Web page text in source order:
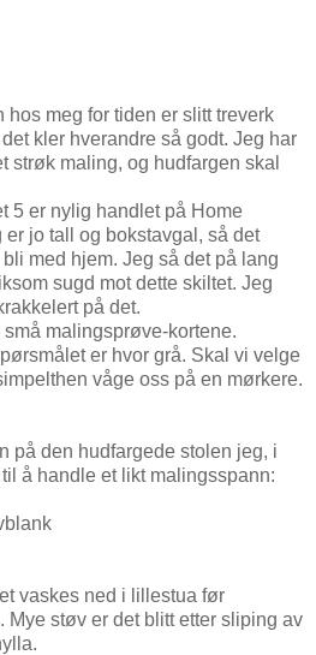
meg for tiden er slitt treverk
kler hverandre så godt. Jeg har
strøk maling, og hudfargen skal
5 er nylig handlet på Home
er jo tall og bokstavgal, så det
med hjem. Jeg så det på lang
sugd mot dette skiltet. Jeg
på det.
malingsprøve-kortene.
er hvor grå. Skal vi velge
våge oss på en mørkere.
på den hudfargede stolen jeg, i
å handle et likt malingsspann:
vaskes ned i lillestua før
Mye støv er det blitt etter sliping av